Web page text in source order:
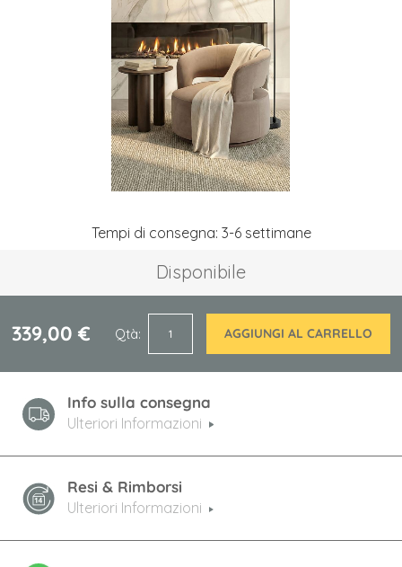
Tempi di consegna: 3-6 settimane
Disponibile
339,00 € Qtà AGGIUNGI AL CARRELLO
Info sulla consegna
Ulteriori Informazioni
Resi & Rimborsi
Ulteriori Informazioni